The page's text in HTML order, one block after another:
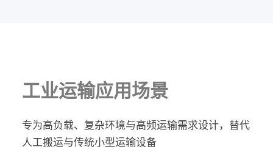
工业运输应用场景
专为高负载、复杂环境与高频运输需求设计，替代
人工搬运与传统小型运输设备